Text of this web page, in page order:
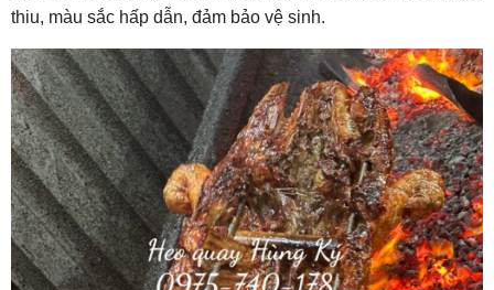
thiu, màu sắc hấp dẫn, đảm bảo vệ sinh.